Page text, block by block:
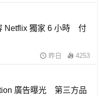
Netflix 獨家 6 小時 付
昨日 4253
廣告曝光 第三方品